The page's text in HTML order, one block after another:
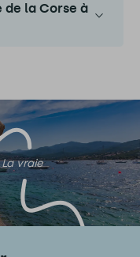
de la Corse à
vraie